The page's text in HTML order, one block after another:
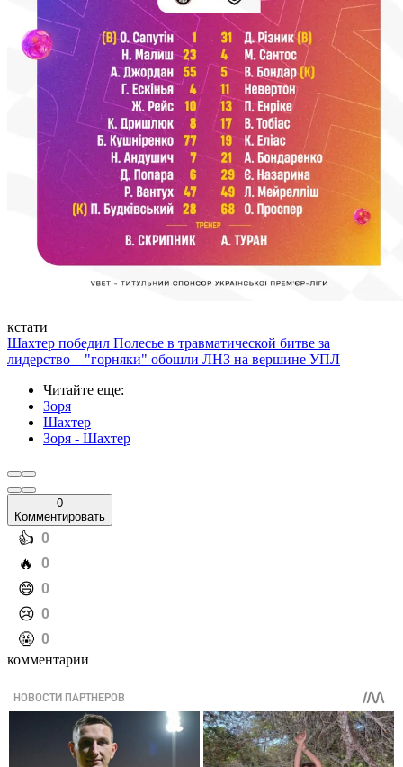
кстати
Шахтер победил Полесье в травматической битве за
лидерство – "горняки" обошли ЛНЗ на вершине УПЛ
Читайте еще:
Зоря
Шахтер
Зоря - Шахтер
0
Комментировать
️👍 0
️🔥 0
️😄 0
️😢 0
️🤬 0
комментарии